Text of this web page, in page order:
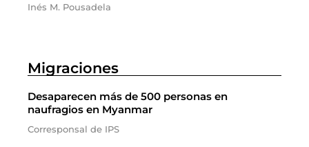
Inés M. Pousadela
Migraciones
Desaparecen más de 500 personas en
naufragios en Myanmar
Corresponsal de IPS